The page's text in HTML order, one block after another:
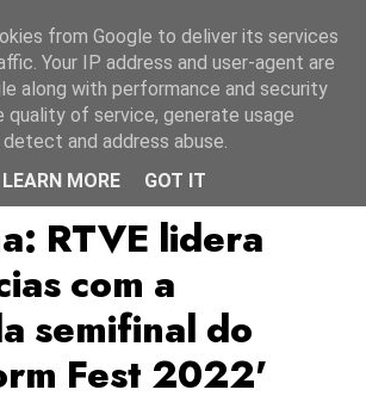
Benidorm Fest 2022
RTVE lidera
com a
semifinal do
Fest 2022'
from Google to deliver its services
Your IP address and user-agent are
along with performance and security
quality of service, generate usage
and address abuse.
LEARN MORE
GOT IT